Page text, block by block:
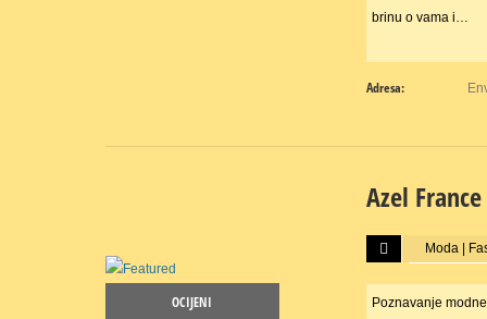
brinu o vama i…
Adresa:
OCIJENI
Azel France
Moda |
Poznavanje